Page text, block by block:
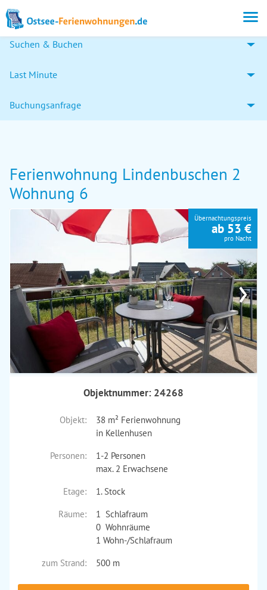
Suchen & Buchen
Last Minute
Buchungsanfrage
Ferienwohnung Lindenbuschen 2
Wohnung 6
›
Übernachtungspreis
ab 53 €
pro Nacht
Objektnummer: 24268
Objekt:
38 m² Ferienwohnung
in Kellenhusen
Personen:
1-2 Personen
max. 2 Erwachsene
Etage:
1. Stock
Räume:
1 Schlafraum
0 Wohnräume
1 Wohn-/Schlafraum
zum Strand:
500 m